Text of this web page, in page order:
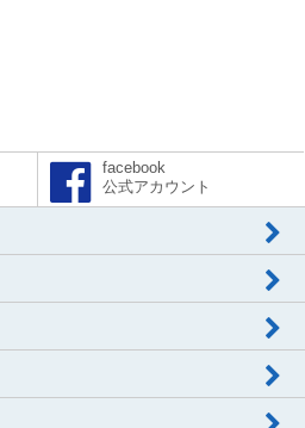
facebook
公式アカウント